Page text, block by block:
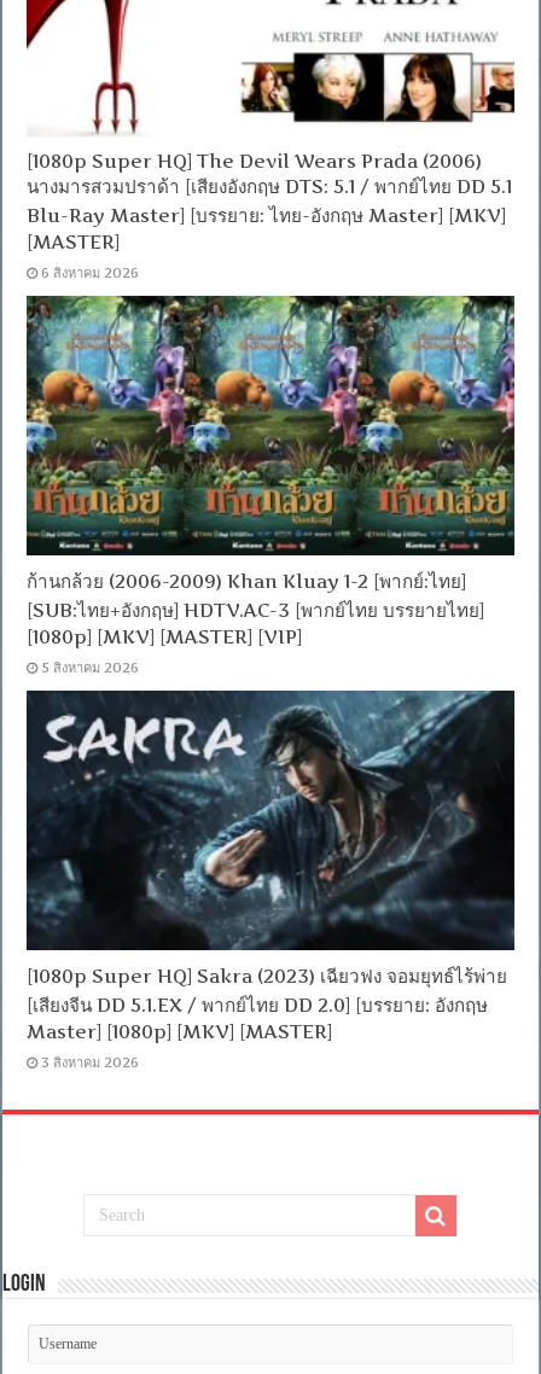
[1080p Super HQ] The Devil Wears Prada (2006)
นางมารสวมปราด้า [เสียงอังกฤษ DTS: 5.1 / พากย์ไทย DD 5.1
Blu-Ray Master] [บรรยาย: ไทย-อังกฤษ Master] [MKV]
[MASTER]
6 สิงหาคม 2026
ก้านกล้วย (2006-2009) Khan Kluay 1-2 [พากย์:ไทย]
[SUB:ไทย+อังกฤษ] HDTV.AC-3 [พากย์ไทย บรรยายไทย]
[1080p] [MKV] [MASTER] [VIP]
5 สิงหาคม 2026
[1080p Super HQ] Sakra (2023) เฉียวฟง จอมยุทธ์ไร้พ่าย
[เสียงจีน DD 5.1.EX / พากย์ไทย DD 2.0] [บรรยาย: อังกฤษ
Master] [1080p] [MKV] [MASTER]
3 สิงหาคม 2026
Login